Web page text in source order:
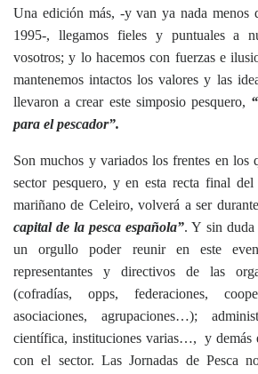
Una edición más, -y van ya nada menos
1995-, llegamos fieles y puntuales a
vosotros; y lo hacemos con fuerzas e
mantenemos intactos los valores y las
llevaron a crear este simposio pesquero,
para el pescador”.
Son muchos y variados los frentes en los
sector pesquero, y en esta recta final
mariñano de Celeiro, volverá a ser
capital de la pesca española”. Y sin duda
un orgullo poder reunir en este
representantes y directivos de las
(cofradías, opps, federaciones,
asociaciones, agrupaciones…);
científica, instituciones varias…, y demás
con el sector. Las Jornadas de Pesca